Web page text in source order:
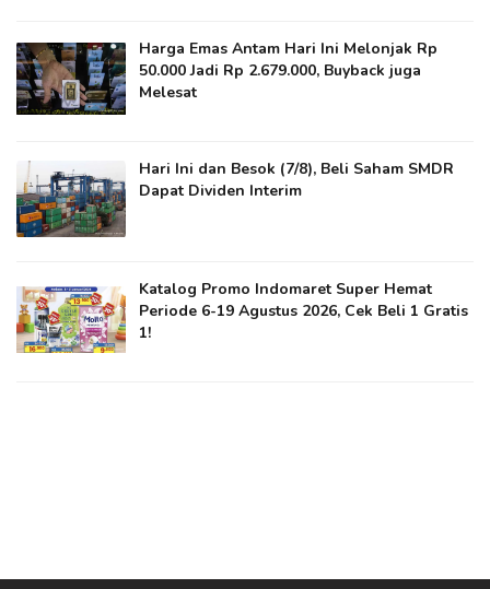
Harga Emas Antam Hari Ini Melonjak Rp
50.000 Jadi Rp 2.679.000, Buyback juga
Melesat
Hari Ini dan Besok (7/8), Beli Saham SMDR
Dapat Dividen Interim
Katalog Promo Indomaret Super Hemat
Periode 6-19 Agustus 2026, Cek Beli 1 Gratis
1!